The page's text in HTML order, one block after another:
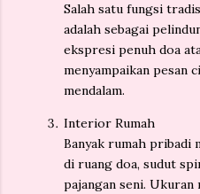
Salah satu fungsi
adalah sebagai
ekspresi penuh doa
menyampaikan pesan
mendalam.
Interior Rumah
Banyak rumah pribadi
di ruang doa, sudut
pajangan seni.